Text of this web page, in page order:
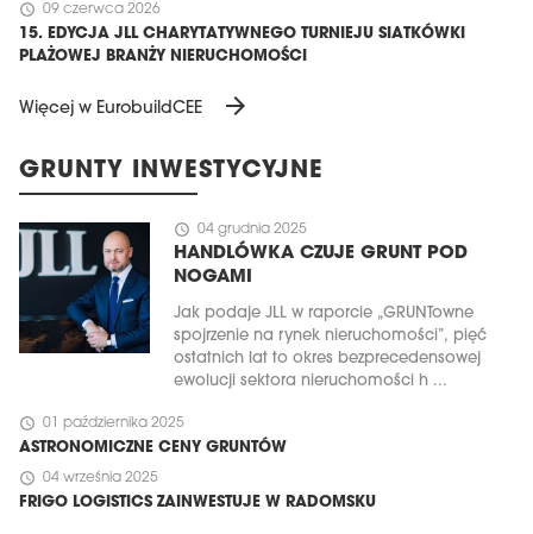
schedule 09 czerwca 2026
15. EDYCJA JLL CHARYTATYWNEGO TURNIEJU SIATKÓWKI
PLAŻOWEJ BRANŻY NIERUCHOMOŚCI
Więcej w EurobuildCEE arrow_forward
GRUNTY INWESTYCYJNE
schedule 04 grudnia 2025
HANDLÓWKA CZUJE GRUNT POD
NOGAMI
Jak podaje JLL w raporcie „GRUNTowne
spojrzenie na rynek nieruchomości”, pięć
ostatnich lat to okres bezprecedensowej
ewolucji sektora nieruchomości h ...
schedule 01 października 2025
ASTRONOMICZNE CENY GRUNTÓW
schedule 04 września 2025
FRIGO LOGISTICS ZAINWESTUJE W RADOMSKU